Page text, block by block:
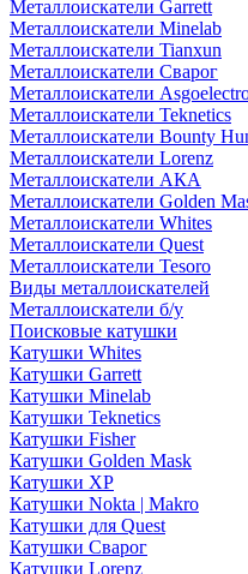
Металлоискатели Garrett
Металлоискатели Minelab
Металлоискатели Tianxun
Металлоискатели Сварог
Металлоискатели
Металлоискатели Teknetics
Металлоискатели Bounty
Металлоискатели Lorenz
Металлоискатели АКА
Металлоискатели Golden
Металлоискатели Whites
Металлоискатели Quest
Металлоискатели Tesoro
Виды металлоискателей
Металлоискатели б/у
Поисковые катушки
Катушки Whites
Катушки Garrett
Катушки Minelab
Катушки Teknetics
Катушки Fisher
Катушки Golden Mask
Катушки XP
Катушки Nokta | Makro
Катушки для Quest
Катушки Сварог
Катушки Lorenz